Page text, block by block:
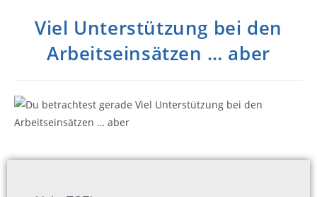
Viel Unterstützung bei den
Arbeitseinsätzen … aber